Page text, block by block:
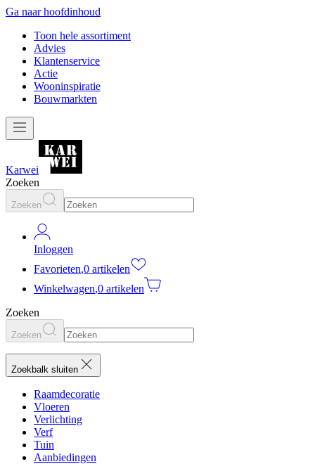
Ga naar hoofdinhoud
Toon hele assortiment
Advies
Klantenservice
Actie
Wooninspiratie
Bouwmarkten
Karwei
Zoeken
Zoeken
Inloggen
Favorieten,0 artikelen
Winkelwagen,0 artikelen
Zoeken
Zoeken
Zoekbalk sluiten
Raamdecoratie
Vloeren
Verlichting
Verf
Tuin
Aanbiedingen